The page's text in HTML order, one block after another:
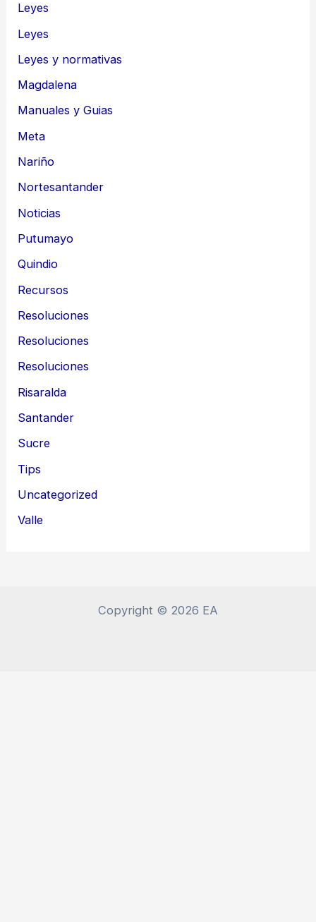
Leyes
Leyes
Leyes y normativas
Magdalena
Manuales y Guias
Meta
Nariño
Nortesantander
Noticias
Putumayo
Quindio
Recursos
Resoluciones
Resoluciones
Resoluciones
Risaralda
Santander
Sucre
Tips
Uncategorized
Valle
Copyright © 2026 EA